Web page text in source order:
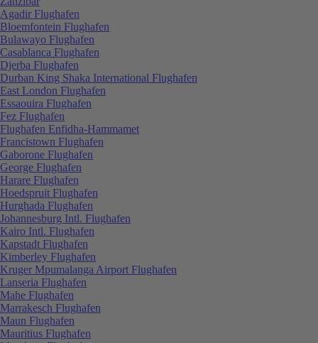
Agadir Flughafen
Bloemfontein Flughafen
Bulawayo Flughafen
Casablanca Flughafen
Djerba Flughafen
Durban King Shaka International Flughafen
East London Flughafen
Essaouira Flughafen
Fez Flughafen
Flughafen Enfidha-Hammamet
Francistown Flughafen
Gaborone Flughafen
George Flughafen
Harare Flughafen
Hoedspruit Flughafen
Hurghada Flughafen
Johannesburg Intl. Flughafen
Kairo Intl. Flughafen
Kapstadt Flughafen
Kimberley Flughafen
Kruger Mpumalanga Airport Flughafen
Lanseria Flughafen
Mahe Flughafen
Marrakesch Flughafen
Maun Flughafen
Mauritius Flughafen